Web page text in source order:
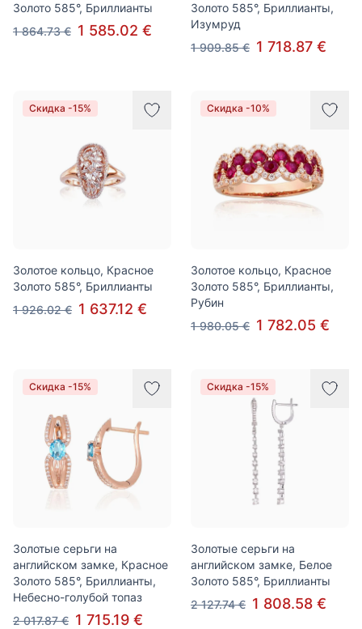
Золото 585°, Бриллианты
1 864.73 € 1 585.02 €
Золото 585°, Бриллианты,
Изумруд
1 909.85 € 1 718.87 €
Скидка -15%
Золотое кольцо, Красное
Золото 585°, Бриллианты
1 926.02 € 1 637.12 €
Скидка -10%
Золотое кольцо, Красное
Золото 585°, Бриллианты,
Рубин
1 980.05 € 1 782.05 €
Скидка -15%
Золотые серьги на
английском замке, Красное
Золото 585°, Бриллианты,
Небесно-голубой топаз
2 017.87 € 1 715.19 €
Скидка -15%
Золотые серьги на
английском замке, Белое
Золото 585°, Бриллианты
2 127.74 € 1 808.58 €